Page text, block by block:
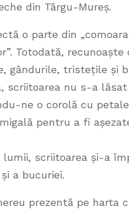
din Târgu-Mureș.
o parte din
Totodată, recunoaște
gândurile, tristețile și
scriitoarea nu s-a
ne o corolă cu
pentru a fi
scriitoarea și-a
a bucuriei.
prezentă pe harta